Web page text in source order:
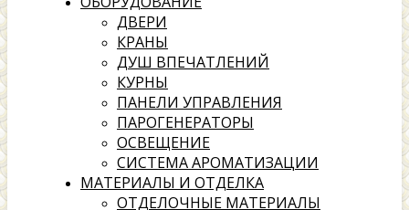
ДВЕРИ
КРАНЫ
ДУШ ВПЕЧАТЛЕНИЙ
КУРНЫ
ПАНЕЛИ УПРАВЛЕНИЯ
ПАРОГЕНЕРАТОРЫ
ОСВЕЩЕНИЕ
СИСТЕМА АРОМАТИЗАЦИИ
МАТЕРИАЛЫ И ОТДЕЛКА
ОТДЕЛОЧНЫЕ МАТЕРИАЛЫ